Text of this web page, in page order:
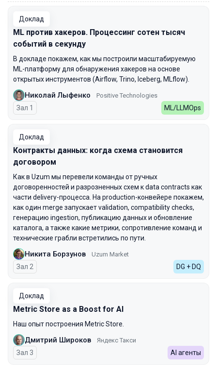
Доклад
ML против хакеров. Процессинг сотен тысяч
событий в секунду
В докладе покажем, как мы построили масштабируемую
ML-платформу для обнаружения хакеров на основе
открытых инструментов (Airflow, Trino, Iceberg, MLflow).
Николай Лыфенко Positive Technologies
Зал 1 ML/LLMOps
Доклад
Контракты данных: когда схема становится
договором
Как в Uzum мы перевели команды от ручных
договоренностей и разрозненных схем к data contracts как
части delivery-процесса. На production-конвейере покажем,
как один merge запускает validation, compatibility checks,
генерацию ingestion, публикацию данных и обновление
каталога, а также какие метрики, сопротивление команд и
технические грабли встретились по пути.
Никита Борзунов Uzum Market
Зал 2 DG + DQ
Доклад
Metric Store as a Boost for AI
Наш опыт построения Metric Store.
Дмитрий Широков Яндекс Такси
Зал 3 AI агенты